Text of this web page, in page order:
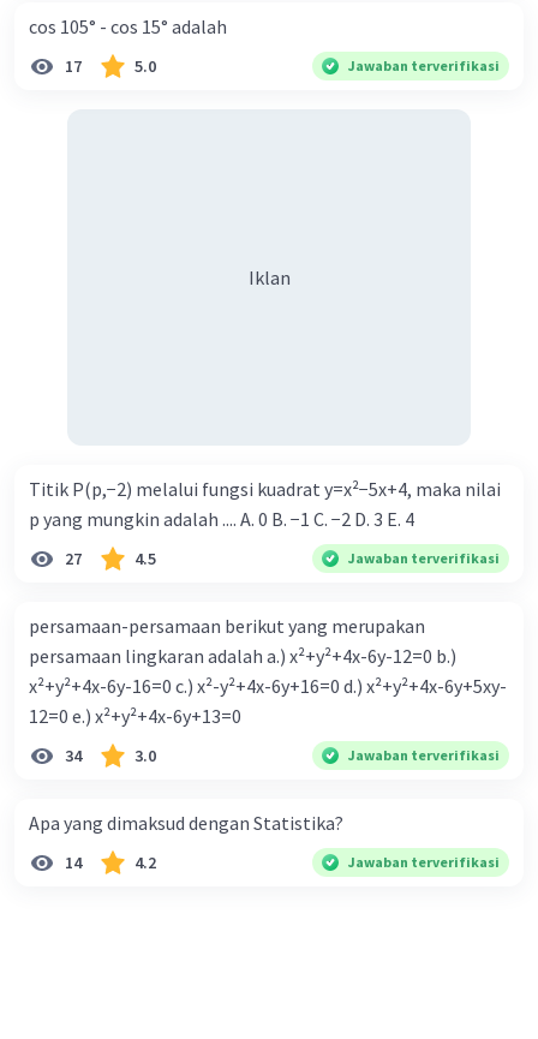
cos 105° - cos 15° adalah
17 5.0 Jawaban terverifikasi
Iklan
Titik P(p,−2) melalui fungsi kuadrat y=x²−5x+4, maka nilai
p yang mungkin adalah .... A. 0 B. −1 C. −2 D. 3 E. 4
27 4.5 Jawaban terverifikasi
persamaan-persamaan berikut yang merupakan
persamaan lingkaran adalah a.) x²+y²+4x-6y-12=0 b.)
x²+y²+4x-6y-16=0 c.) x²-y²+4x-6y+16=0 d.) x²+y²+4x-6y+5xy-
12=0 e.) x²+y²+4x-6y+13=0
34 3.0 Jawaban terverifikasi
Apa yang dimaksud dengan Statistika?
14 4.2 Jawaban terverifikasi